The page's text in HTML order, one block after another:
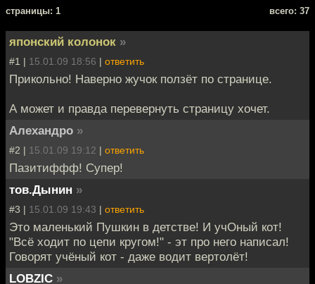
cтраницы: 1 всего: 37
японский колонок »
#1 | 15.01.09 18:56 | ответить
Прикольно! Наверно жучок ползёт по странице.
А может и правда перевернуть страницу хочет.
Алехандро »
#2 | 15.01.09 19:12 | ответить
Пазитиффф! Супер!
тов.Дынин »
#3 | 15.01.09 19:43 | ответить
Это маленький Пушкин в детстве! И учОный кот!
"Всё ходит по цепи кругом!" - эт про него написал!
Говорят учёный кот - даже водит вертолёт!
LOBZIC »